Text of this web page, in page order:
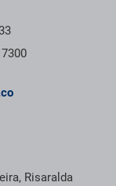
Risaralda